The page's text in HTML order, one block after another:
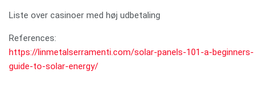
Liste over casinoer med høj udbetaling
References:
https://linmetalserramenti.com/solar-panels-101-a-beginners-
guide-to-solar-energy/